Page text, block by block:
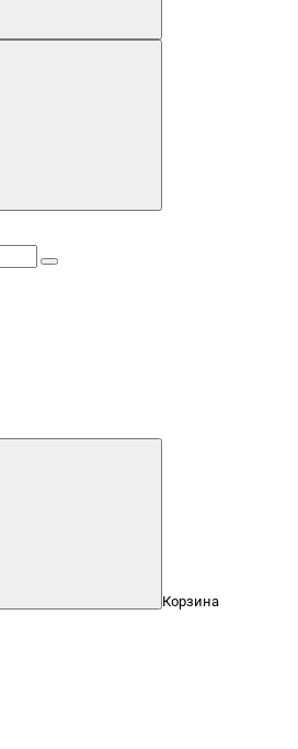
Корзина